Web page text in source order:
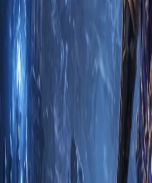
1. Вступление Чародей
вихрь в Diablo 3 — это
Кейн Алый
2м
Чародей
Гайд на Чародея:
через